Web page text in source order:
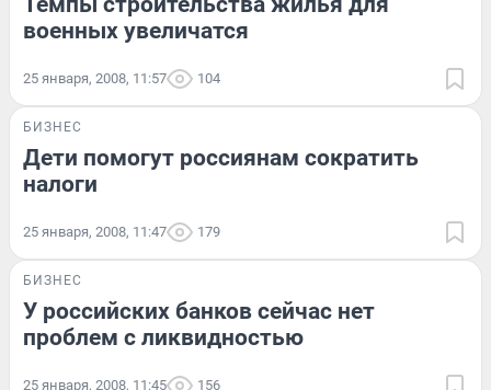
военных увеличатся
25 января, 2008, 11:57 104
БИЗНЕС
Дети помогут россиянам сократить
налоги
25 января, 2008, 11:47 179
БИЗНЕС
У российских банков сейчас нет
проблем с ликвидностью
25 января, 2008, 11:45 156